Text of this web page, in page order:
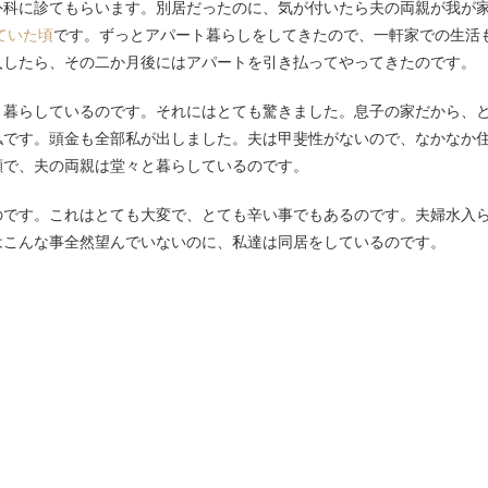
に診てもらいます。別居だったのに、気が付いたら夫の両親が我が
いた頃です。ずっとアパート暮らしをしてきたので、一軒家での生活
たら、その二か月後にはアパートを引き払ってやってきたのです。
らしているのです。それにはとても驚きました。息子の家だから、
す。頭金も全部私が出しました。夫は甲斐性がないので、なかなか
、夫の両親は堂々と暮らしているのです。
す。これはとても大変で、とても辛い事でもあるのです。夫婦水入
んな事全然望んでいないのに、私達は同居をしているのです。